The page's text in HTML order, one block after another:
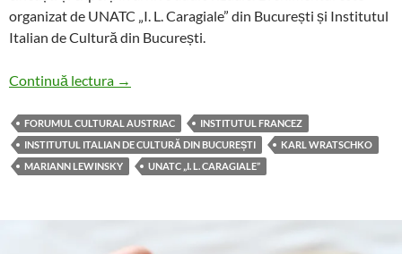
organizat de UNATC „I. L. Caragiale” din București și Institutul
Italian de Cultură din București.
Continuă lectura Doi specialiști în film mut și istoria
→
FORUMUL CULTURAL AUSTRIAC
INSTITUTUL FRANCEZ
INSTITUTUL ITALIAN DE CULTURĂ DIN BUCUREȘTI
KARL WRATSCHKO
MARIANN LEWINSKY
UNATC „I. L. CARAGIALE”